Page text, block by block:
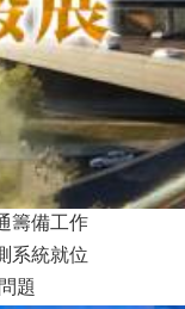
籌備工作
系統就位
題